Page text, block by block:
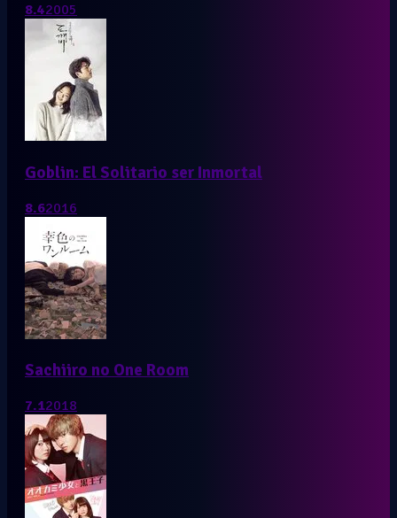
8.42005
Goblin: El Solitario ser Inmortal
8.62016
Sachiiro no One Room
7.12018